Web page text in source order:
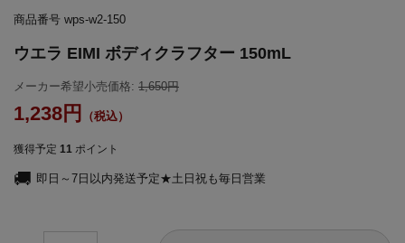
商品番号 wps-w2-150
ウエラ EIMI ボディクラフター 150mL
メーカー希望小売価格: 1,650
1,238
獲得予定 11 ポイント
即日～7日以内発送予定★土日祝も毎日営業